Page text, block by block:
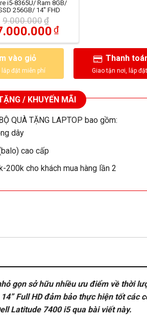
i5-8365U/ Ram 8GB/
256GB/ 14" FHD
9.000.000₫
₫
vào giỏ Thanh
/ KHUYẾN MÃI
QUÀ TẶNG LAPTOP bao gồm:
dây
cao cấp
200k cho khách mua hàng lần 2
gọn sở hữu nhiều ưu điểm về thời
Full HD đảm bảo thực hiện tốt các
Latitude 7400 i5 qua bài viết này.